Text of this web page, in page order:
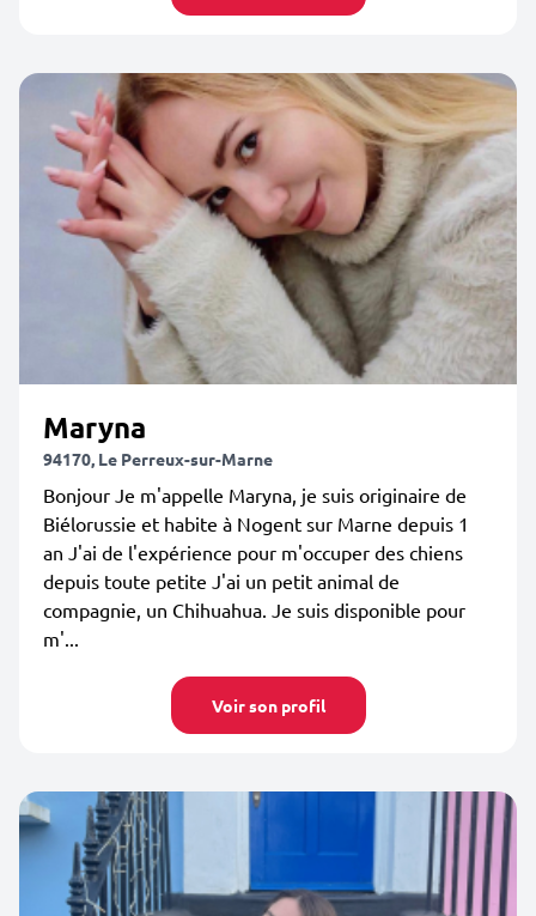
Maryna
94170, Le Perreux-sur-Marne
Bonjour Je m'appelle Maryna, je suis originaire de
Biélorussie et habite à Nogent sur Marne depuis 1
an J'ai de l'expérience pour m'occuper des chiens
depuis toute petite J'ai un petit animal de
compagnie, un Chihuahua. Je suis disponible pour
m'...
Voir son profil